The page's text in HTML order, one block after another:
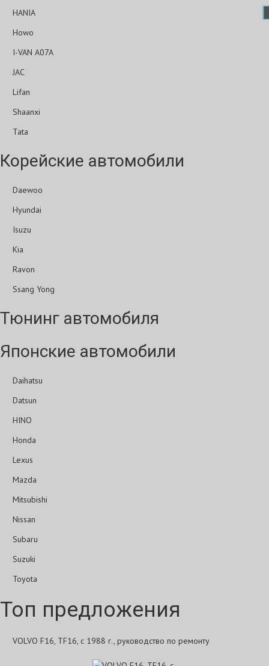
HANIA
Howo
I-VAN A07A
JAC
Lifan
Shaanxi
Tata
Корейские автомобили
Daewoo
Hyundai
Isuzu
Kia
Ravon
Ssang Yong
Тюнинг автомобиля
Японские автомобили
Daihatsu
Datsun
HINO
Honda
Lexus
Mazda
Mitsubishi
Nissan
Subaru
Suzuki
Toyota
Топ предложения
VOLVO F16, TF16, с 1988 г., руководство по ремонту